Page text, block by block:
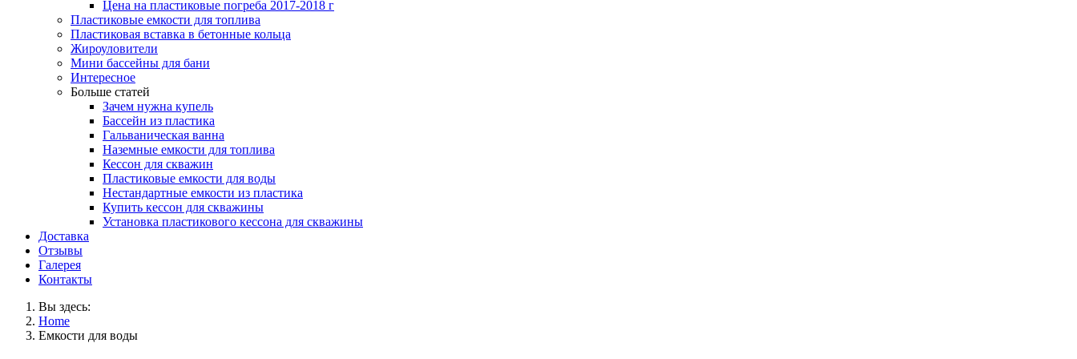
Цена на пластиковые погреба 2017-2018 г
Пластиковые емкости для топлива
Пластиковая вставка в бетонные кольца
Жироуловители
Мини бассейны для бани
Интересное
Больше статей
Зачем нужна купель
Бассейн из пластика
Гальваническая ванна
Наземные емкости для топлива
Кессон для скважин
Пластиковые емкости для воды
Нестандартные емкости из пластика
Купить кессон для скважины
Установка пластикового кессона для скважины
Доставка
Отзывы
Галерея
Контакты
Вы здесь:
Home
Емкости для воды